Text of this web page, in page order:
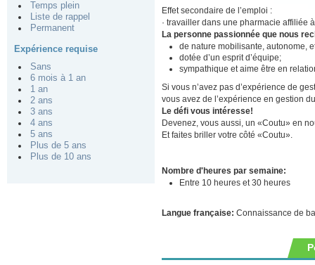
Temps plein
Liste de rappel
Permanent
Expérience requise
Sans
6 mois à 1 an
1 an
2 ans
3 ans
4 ans
5 ans
Plus de 5 ans
Plus de 10 ans
Effet secondaire de l’emploi :
· travailler dans une pharmacie affiliée
La personne passionnée que nous
de nature mobilisante, autonome,
dotée d’un esprit d’équipe;
sympathique et aime être en
Si vous n’avez pas d’expérience de
vous avez de l’expérience en gestion
Le défi vous intéresse!
Devenez, vous aussi, un «Coutu» en
Et faites briller votre côté «Coutu».
Nombre d'heures par semaine:
Entre 10 heures et 30 heures
Langue française: Connaissance de